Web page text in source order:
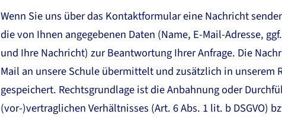
Wenn Sie uns über das Kontaktformular eine Nachricht
die von Ihnen angegebenen Daten (Name, E-Mail-Adresse,
und Ihre Nachricht) zur Beantwortung Ihrer Anfrage. Die
Mail an unsere Schule übermittelt und zusätzlich in unserem
gespeichert. Rechtsgrundlage ist die Anbahnung oder
(vor-)vertraglichen Verhältnisses (Art. 6 Abs. 1 lit. b DSGVO)